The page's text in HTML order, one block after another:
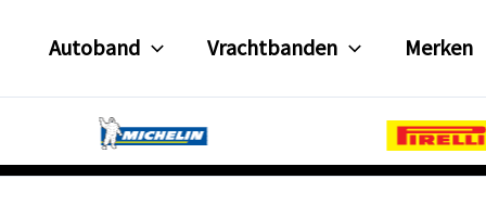
Autoband Vrachtbanden Merken